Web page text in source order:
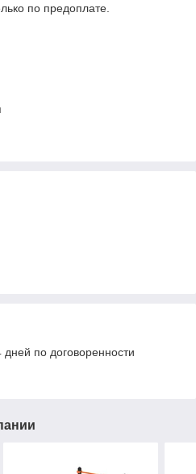
по предоплате.
дней по договоренности